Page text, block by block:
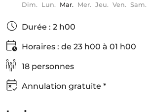
Dim. Lun. Mar. Mer. Jeu. Ven. Sam.
Durée : 2 h00
Horaires : de 23 h00 à 01 h00
18 personnes
Annulation gratuite *